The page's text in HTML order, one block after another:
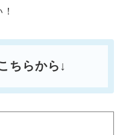
ちらから↓